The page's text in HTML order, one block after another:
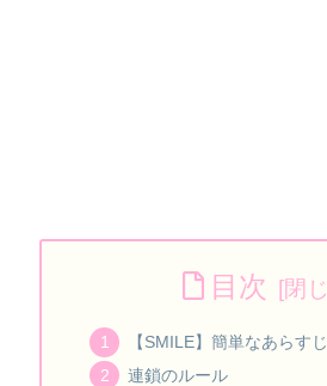
目次
【SMILE】簡単なあらすじ
連鎖のルール